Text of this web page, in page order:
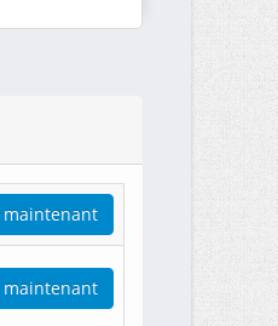
maintenant
maintenant